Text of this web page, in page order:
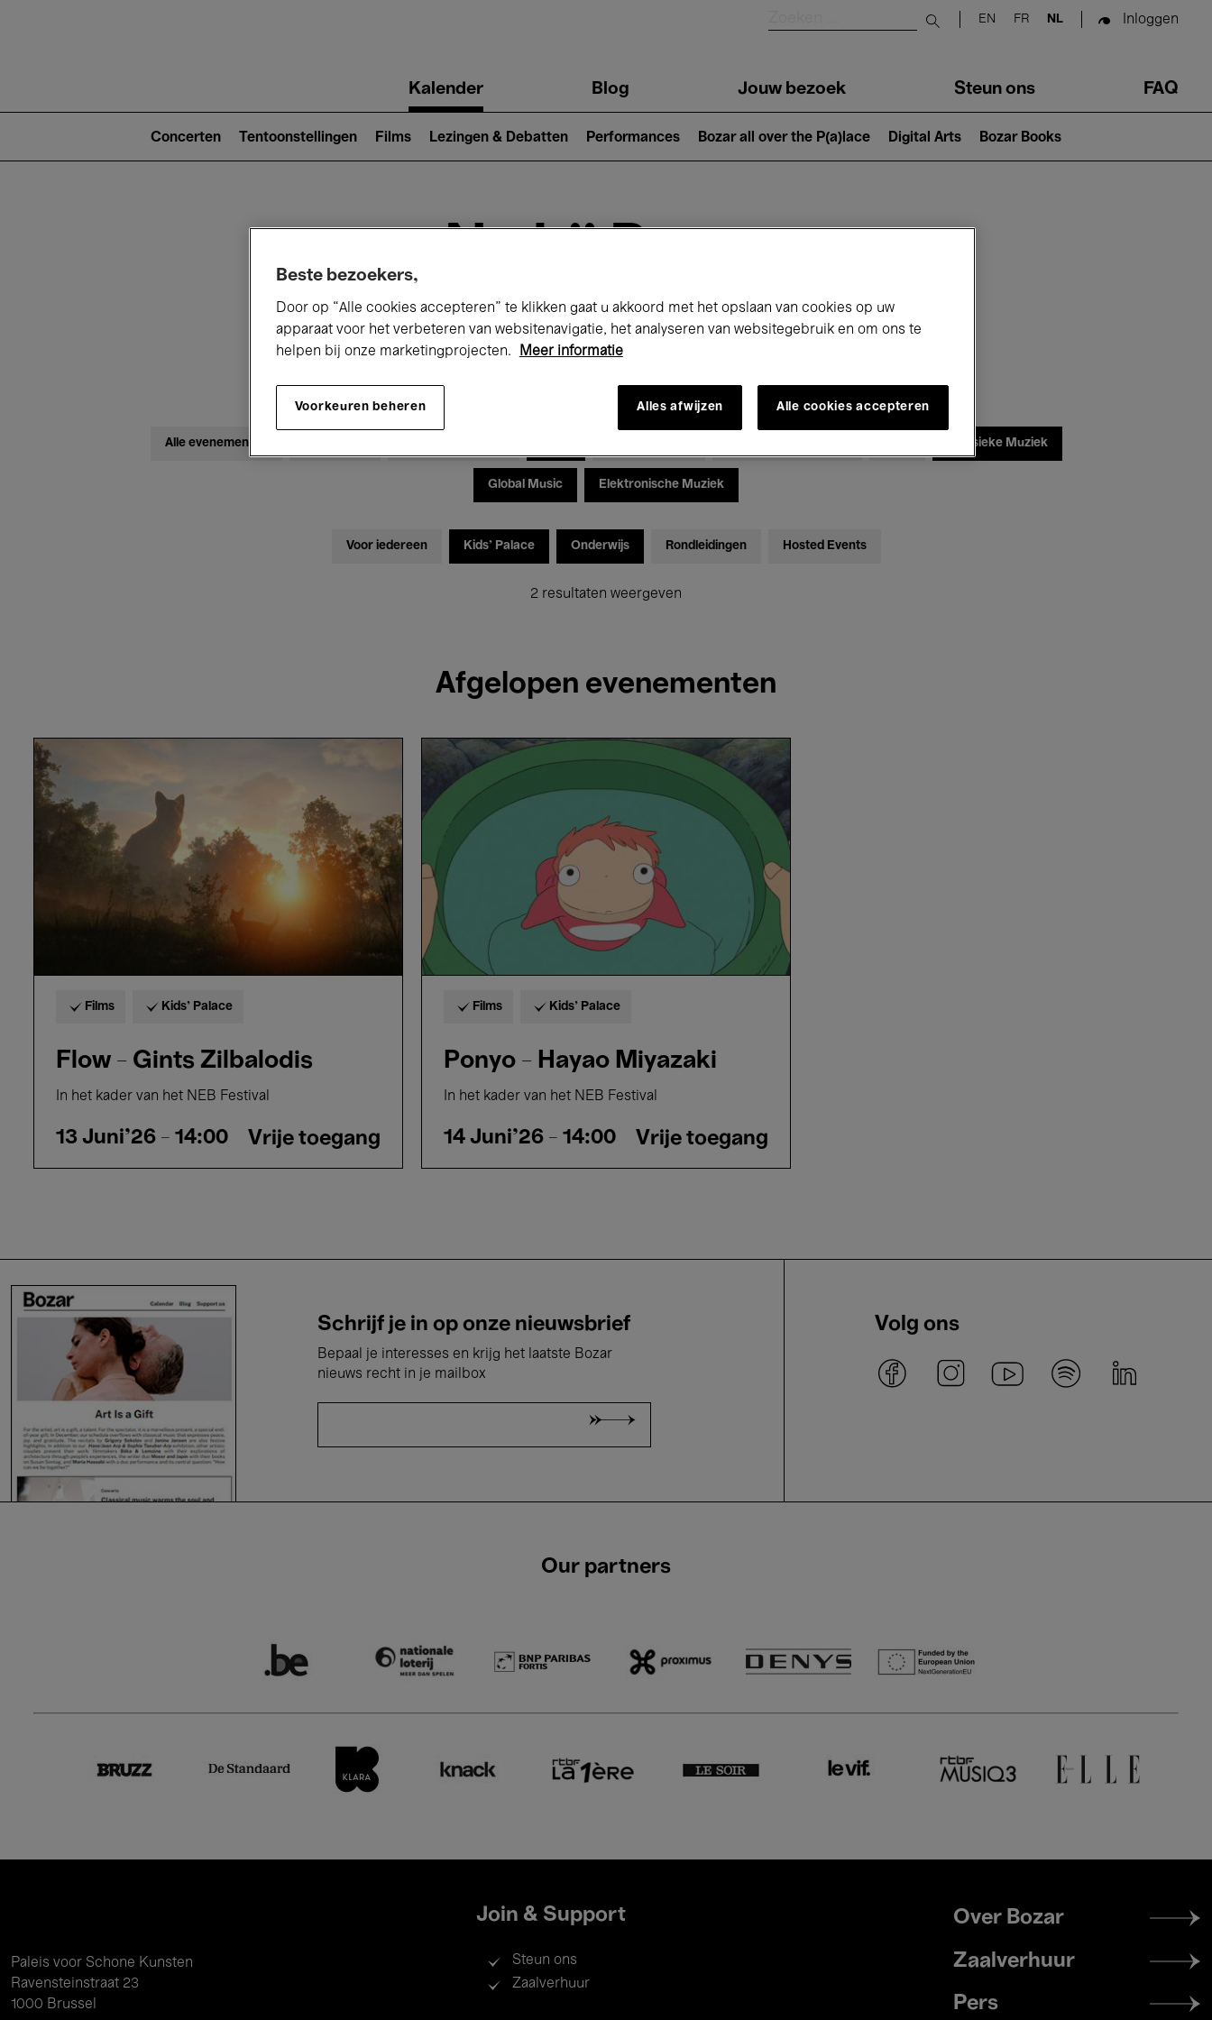
Submit search
EN FR NL Inloggen
navigationKalender Blog Jouw bezoek Steun ons FAQ
2)
Concerten Tentoonstellingen Films Lezingen & Debatten Performances Bozar all over the P(a)lace Digital Arts Bozar Books
Vandaag Komende 7 dagen Maand
Vrijdag 12 - Vrijdag 19 Juni 2026
Alle evenementen Klassieke Muziek
Global Music Elektronische Muziek
Voor iedereen Kids’ Palace Onderwijs Rondleidingen Hosted Events
2 resultaten weergeven
Afgelopen evenementen
Flow
-
Gints
Zilbalodis
Films Kids’ Palace
Flow - Gints Zilbalodis
In het kader van het NEB Festival
13 Juni'26 - 14:00 Vrije toegang
Ponyo
Hayao
Miyazaki
Films Kids’ Palace
Ponyo - Hayao Miyazaki
In het kader van het NEB Festival
14 Juni'26 - 14:00 Vrije toegang
Schrijf je in op onze nieuwsbrief
Bepaal je interesses en krijg het laatste Bozar
nieuws recht in je mailbox
Volg ons
Our partners
Paleis voor Schone Kunsten
Ravensteinstraat 23
1000 Brussel
Join & Support
Steun ons
Zaalverhuur
Footer
menu
Over Bozar
Zaalverhuur
Pers
Beste bezoekers,
Door op “Alle cookies accepteren” te klikken gaat u akkoord met het opslaan van cookies op uw
apparaat voor het verbeteren van websitenavigatie, het analyseren van websitegebruik en om ons te
helpen bij onze marketingprojecten.
Meer informatie
Voorkeuren beheren Alles afwijzen Alle cookies accepteren